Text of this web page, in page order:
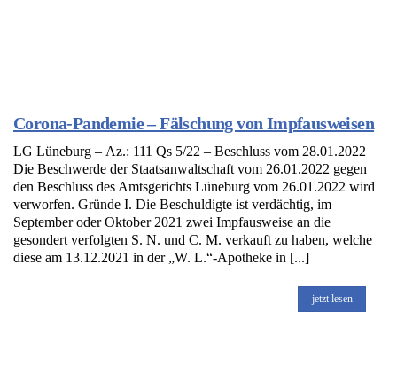
Corona-Pandemie – Fälschung von Impfausweisen
LG Lüneburg – Az.: 111 Qs 5/22 – Beschluss vom 28.01.2022
Die Beschwerde der Staatsanwaltschaft vom 26.01.2022 gegen
den Beschluss des Amtsgerichts Lüneburg vom 26.01.2022 wird
verworfen. Gründe I. Die Beschuldigte ist verdächtig, im
September oder Oktober 2021 zwei Impfausweise an die
gesondert verfolgten S. N. und C. M. verkauft zu haben, welche
diese am 13.12.2021 in der „W. L.“-Apotheke in [...]
jetzt lesen